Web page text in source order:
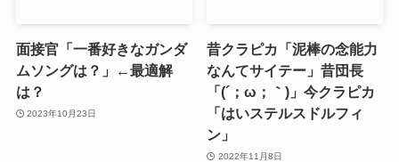
面接官「一番好きなガンダ
ムソングは？」←最適解
は？
2023年10月23日
昔クラピカ「泥棒の念能力
なんてサイテー」昔団長
「(´；ω；｀)」今クラピカ
「はいステルスドルフィ
ン」
2022年11月8日